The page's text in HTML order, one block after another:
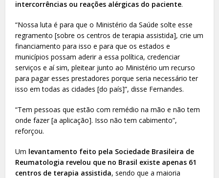
intercorrências ou reações alérgicas do paciente.
“Nossa luta é para que o Ministério da Saúde solte esse
regramento [sobre os centros de terapia assistida], crie um
financiamento para isso e para que os estados e
municípios possam aderir a essa política, credenciar
serviços e aí sim, pleitear junto ao Ministério um recurso
para pagar esses prestadores porque seria necessário ter
isso em todas as cidades [do país]”, disse Fernandes.
“Tem pessoas que estão com remédio na mão e não tem
onde fazer [a aplicação]. Isso não tem cabimento”,
reforçou.
Um levantamento feito pela Sociedade Brasileira de
Reumatologia revelou que no Brasil existe apenas 61
centros de terapia assistida, sendo que a maioria